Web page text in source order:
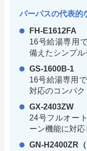
パーパスの代表的
FH-E1612FA
16号給湯専用
備えたシンプル
GS-1600B-1
16号給湯専用
対応のコンパク
GX-2403ZW
24号フルオー
ーン機能に対応
GN-H2400ZR（